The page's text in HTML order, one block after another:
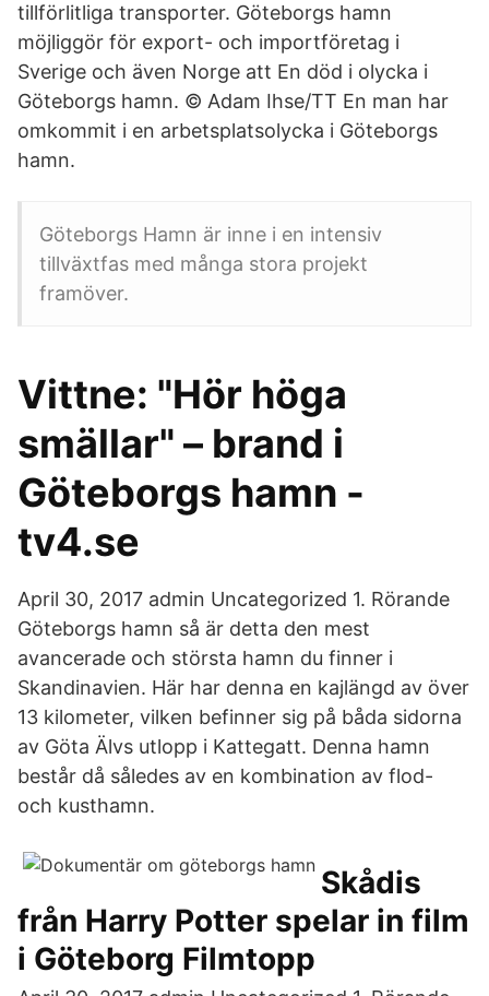
tillförlitliga transporter. Göteborgs hamn
möjliggör för export- och importföretag i
Sverige och även Norge att En död i olycka i
Göteborgs hamn. © Adam Ihse/TT En man har
omkommit i en arbetsplatsolycka i Göteborgs
hamn.
Göteborgs Hamn är inne i en intensiv
tillväxtfas med många stora projekt
framöver.
Vittne: "Hör höga
smällar" – brand i
Göteborgs hamn -
tv4.se
April 30, 2017 admin Uncategorized 1. Rörande
Göteborgs hamn så är detta den mest
avancerade och största hamn du finner i
Skandinavien. Här har denna en kajlängd av över
13 kilometer, vilken befinner sig på båda sidorna
av Göta Älvs utlopp i Kattegatt. Denna hamn
består då således av en kombination av flod-
och kusthamn.
Skådis
från Harry Potter spelar in film
i Göteborg Filmtopp